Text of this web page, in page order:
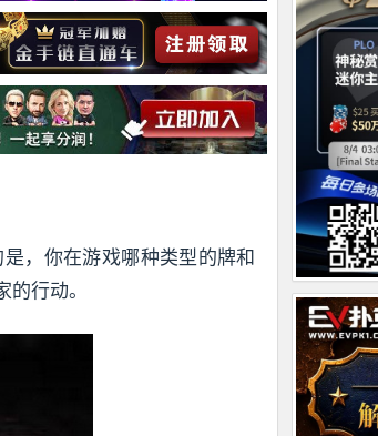
，你在游戏哪种类型的牌和
行动。